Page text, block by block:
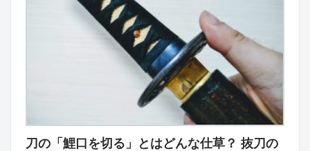
刀の「鯉口を切る」とはどんな仕草？ 抜刀の